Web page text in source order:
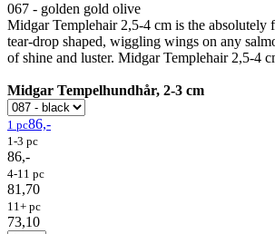
067 - golden gold olive
Midgar Templehair 2,5-4 cm is the absolutely
tear-drop shaped, wiggling wings on any
of shine and luster. Midgar Templehair 2,5-4
Midgar Tempelhundhår, 2-3 cm
1 pc86,-
1-3 pc
86,-
4-11 pc
81,70
11+ pc
73,10